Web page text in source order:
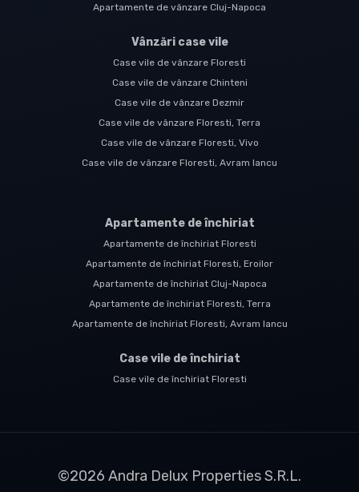
Apartamente de vânzare Cluj-Napoca
Vânzări case vile
Case vile de vânzare Floresti
Case vile de vânzare Chinteni
Case vile de vânzare Dezmir
Case vile de vânzare Floresti, Terra
Case vile de vânzare Floresti, Vivo
Case vile de vânzare Floresti, Avram Iancu
Apartamente de închiriat
Apartamente de închiriat Floresti
Apartamente de închiriat Floresti, Eroilor
Apartamente de închiriat Cluj-Napoca
Apartamente de închiriat Floresti, Terra
Apartamente de închiriat Floresti, Avram Iancu
Case vile de închiriat
Case vile de închiriat Floresti
©2026 Andra Delux Properties S.R.L.